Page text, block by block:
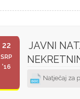
22
SRP
'16
JAVNI
Natječaj za